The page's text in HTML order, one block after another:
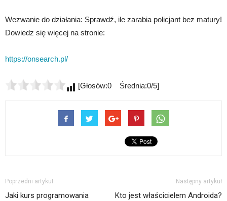
Wezwanie do działania: Sprawdź, ile zarabia policjant bez matury!
Dowiedz się więcej na stronie:
https://onsearch.pl/
[Głosów:0 Średnia:0/5]
Poprzedni artykuł
Jaki kurs programowania
Następny artykuł
Kto jest właścicielem Androida?